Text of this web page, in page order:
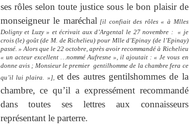
ses rôles selon toute justice sous le bon plaisir de
monseigneur le maréchal [il confiait des rôles « à Mlles
Doligny et Luzy » et écrivait aux d’Argental le 27 novembre :
« je
crois (le) goût (de M. de Richelieu) pour Mlle d’Epinay (de l’Epinay)
passé. » Alors que le 22 octobre, après avoir recommandé à Richelieu
« un acteur excellent …nommé Aufresne », il ajoutait : « Je vous en
donne avis ; Monsieur le premier gentilhomme de la chambre fera ce
qu’il lui plaira. »], et des autres gentilshommes de la
chambre, ce qu’il a expressément recommandé
dans toutes ses lettres aux connaisseurs
représentant le parterre.